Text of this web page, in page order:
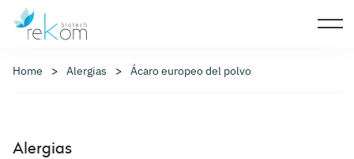
Home Alergias Ácaro europeo del polvo
Alergias